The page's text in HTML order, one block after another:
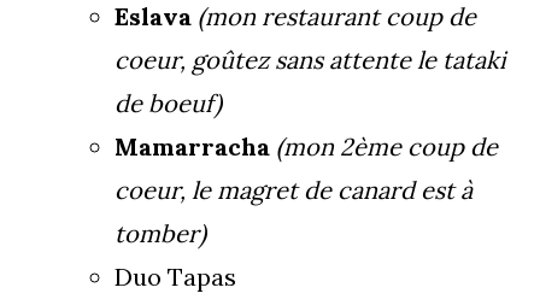
Eslava (mon restaurant coup de
coeur, goûtez sans attente le tataki
de boeuf)
Mamarracha (mon 2ème coup de
coeur, le magret de canard est à
tomber)
Duo Tapas